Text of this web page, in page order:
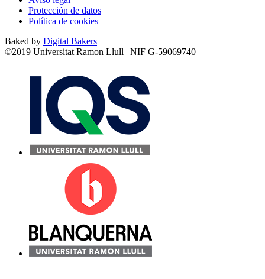
Protección de datos
Política de cookies
Baked by Digital Bakers
©2019 Universitat Ramon Llull | NIF G-59069740